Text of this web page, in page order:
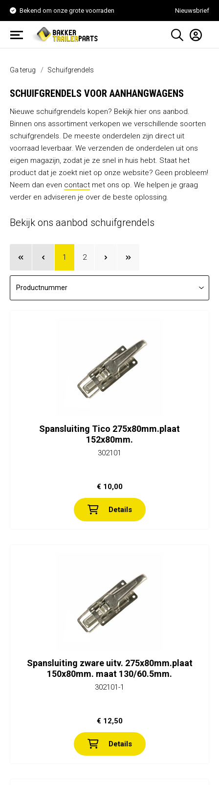
Bekend om onze grote voorraden Nieuwsbrief
Ga terug Schuifgrendels
SCHUIFGRENDELS VOOR AANHANGWAGENS
Nieuwe schuifgrendels kopen? Bekijk hier ons aanbod.
Binnen ons assortiment verkopen we verschillende soorten
schuifgrendels. De meeste onderdelen zijn direct uit
voorraad leverbaar. We verzenden de onderdelen uit ons
eigen magazijn, zodat je ze snel in huis hebt. Staat het
product dat je zoekt niet op onze website? Geen probleem!
Neem dan even contact met ons op. We helpen je graag
verder en adviseren je over de beste oplossing.
Bekijk ons aanbod schuifgrendels
1 2
Spansluiting Tico 275x80mm.plaat
152x80mm.
302101
€ 10,00
Details
Spansluiting zware uitv. 275x80mm.plaat
150x80mm. maat 130/60.5mm.
302101-1
€ 12,50
Details